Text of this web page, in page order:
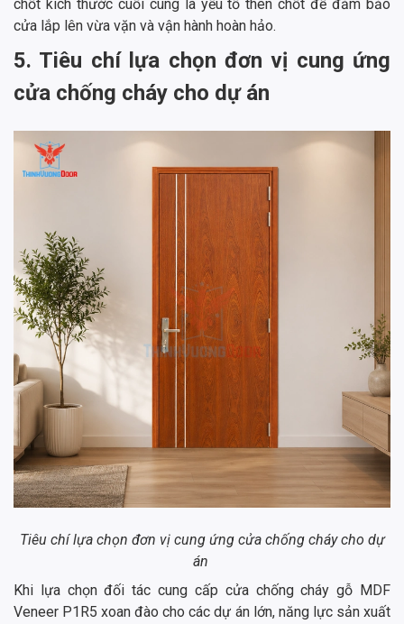
chốt kích thước cuối cùng là yếu tố then chốt để đảm bảo
cửa lắp lên vừa vặn và vận hành hoàn hảo.
5. Tiêu chí lựa chọn đơn vị cung ứng
cửa chống cháy cho dự án
Tiêu chí lựa chọn đơn vị cung ứng cửa chống cháy cho dự
án
Khi lựa chọn đối tác cung cấp cửa chống cháy gỗ MDF
Veneer P1R5 xoan đào cho các dự án lớn, năng lực sản xuất